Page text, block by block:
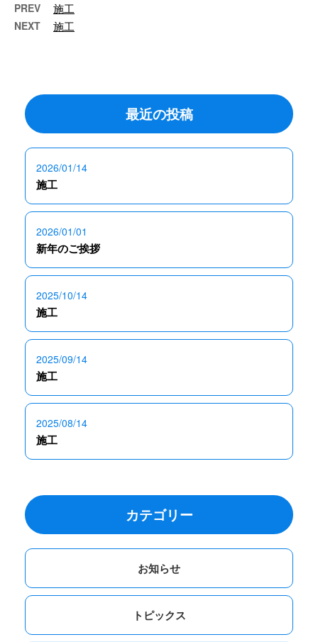
PREV 施工
NEXT 施工
最近の投稿
2026/01/14
施工
2026/01/01
新年のご挨拶
2025/10/14
施工
2025/09/14
施工
2025/08/14
施工
カテゴリー
お知らせ
トピックス